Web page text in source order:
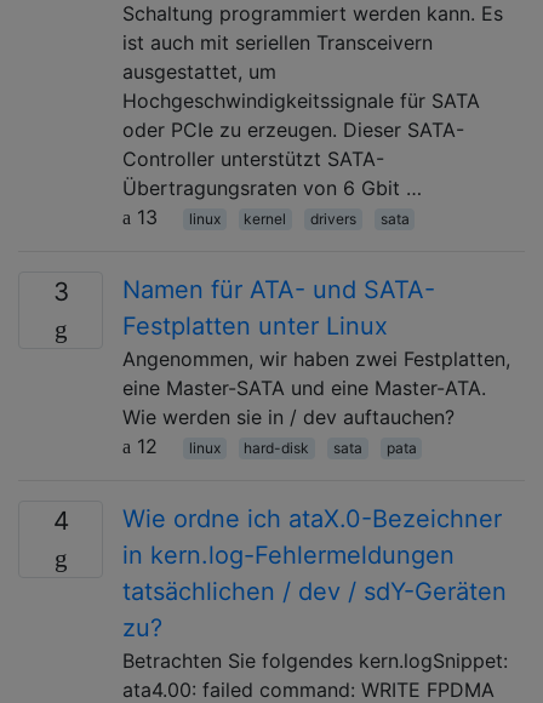
Schaltung programmiert werden kann. Es
ist auch mit seriellen Transceivern
ausgestattet, um
Hochgeschwindigkeitssignale für SATA
oder PCIe zu erzeugen. Dieser SATA-
Controller unterstützt SATA-
Übertragungsraten von 6 Gbit …
13
linux kernel drivers sata
3
Namen für ATA- und SATA-
Festplatten unter Linux
Angenommen, wir haben zwei Festplatten,
eine Master-SATA und eine Master-ATA.
Wie werden sie in / dev auftauchen?
12
linux hard-disk sata pata
4
Wie ordne ich ataX.0-Bezeichner
in kern.log-Fehlermeldungen
tatsächlichen / dev / sdY-Geräten
zu?
Betrachten Sie folgendes kern.logSnippet:
ata4.00: failed command: WRITE FPDMA